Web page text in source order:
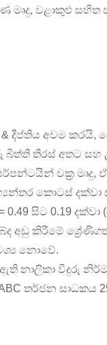
වළාකුළු සහිත
දීප්තිය අවම
බිත්ති තිරස් අතට සහ
වක්‍ර මෘදු,
කොටස්
0.49 සිට 0.19
අඩු කිරීමේ
නොවේ.
ඇති නාලිකා වීදුරු
තර්ජන සාධකය